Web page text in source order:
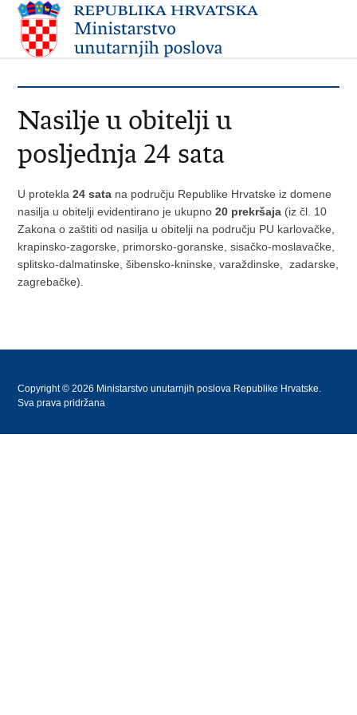
Nasilje u obitelji u
posljednja 24 sata
U protekla24 sata na području Republike Hrvatske iz domene
nasilja u obitelji evidentirano je ukupno20 prekršaja (iz čl. 10
Zakona o zaštiti od nasilja u obitelji na području PU karlovačke,
krapinsko-zagorske, primorsko-goranske, sisačko-moslavačke,
splitsko-dalmatinske, šibensko-kninske, varaždinske, zadarske,
zagrebačke).
Copyright © 2026 Ministarstvo unutarnjih poslova Republike Hrvatske.
Sva prava pridržana